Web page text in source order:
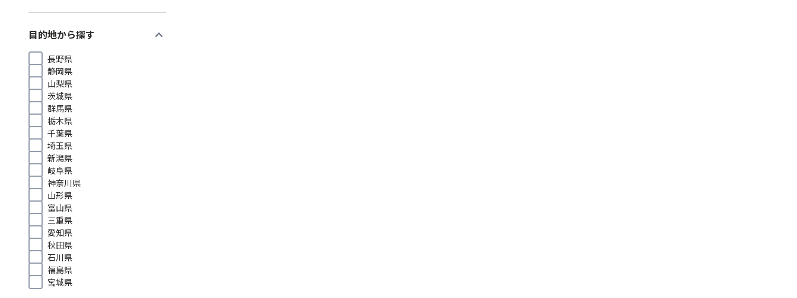
目的地から探す expand_more
長野県
静岡県
山梨県
茨城県
群馬県
栃木県
千葉県
埼玉県
新潟県
岐阜県
神奈川県
山形県
富山県
三重県
愛知県
秋田県
石川県
福島県
宮城県